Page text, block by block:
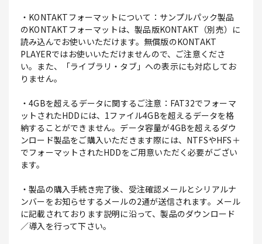
・KONTAKTフォーマットについて：サンプルパック製品
のKONTAKTフォーマットは、製品版KONTAKT（別売）に
読み込んでお使いいただけます。無償版のKONTAKT
PLAYERではお使いいただけませんので、ご注意くださ
い。また、「ライブラリ・タブ」への表示にも対応してお
りません。
・4GBを超えるデータに関するご注意：FAT32でフォーマ
ットされたHDDには、1ファイル4GBを超えるデータを格
納することができません。データ容量が4GBを超えるダウ
ンロード製品をご購入いただきます際には、NTFSやHFS＋
でフォーマットされたHDDをご用意いただく必要がござい
ます。
・製品の購入手続き完了後、受注確認メールとシリアルナ
ンバーをお知らせするメールの2通が送信されます。メール
に記載されております説明に沿って、製品のダウンロード
／導入を行って下さい。